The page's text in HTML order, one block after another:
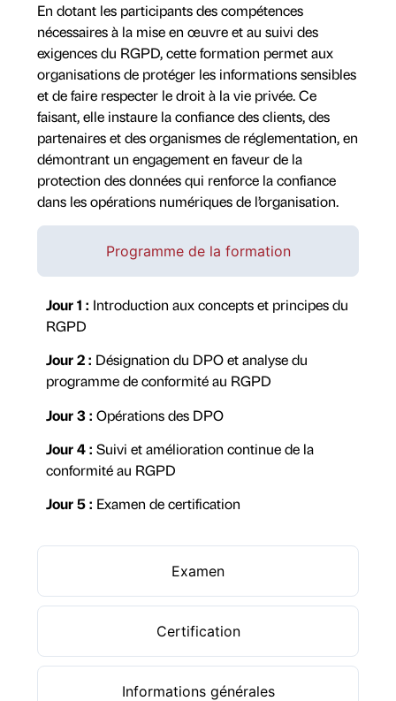
En dotant les participants des compétences
nécessaires à la mise en œuvre et au suivi des
exigences du RGPD, cette formation permet aux
organisations de protéger les informations sensibles
et de faire respecter le droit à la vie privée. Ce
faisant, elle instaure la confiance des clients, des
partenaires et des organismes de réglementation, en
démontrant un engagement en faveur de la
protection des données qui renforce la confiance
dans les opérations numériques de l’organisation.
Programme de la formation
Examen
Certification
Informations générales
Jour 1 : Introduction aux concepts et principes du
RGPD
Jour 2 : Désignation du DPO et analyse du
programme de conformité au RGPD
Jour 3 : Opérations des DPO
Jour 4 : Suivi et amélioration continue de la
conformité au RGPD
Jour 5 : Examen de certification